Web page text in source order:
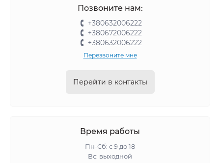
Позвоните нам:
+380632006222
+380672006222
+380632006222
Перезвоните мне
Перейти в контакты
Время работы
Пн-Сб: с 9 до 18
Вс: выходной